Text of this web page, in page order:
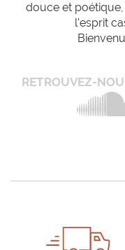
douce et
l'esprit
RETROUVEZ-